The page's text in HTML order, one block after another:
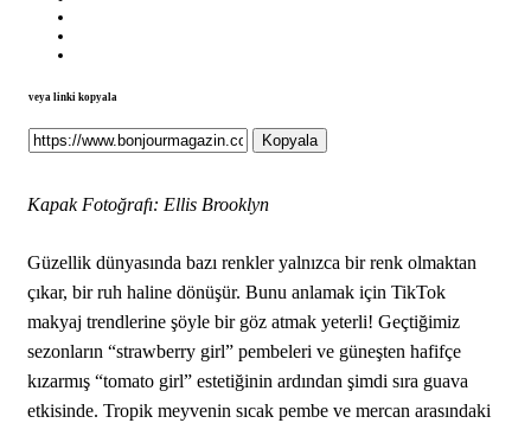
veya linki kopyala
Kopyala
Kapak Fotoğrafı: Ellis Brooklyn
Güzellik dünyasında bazı renkler yalnızca bir renk olmaktan
çıkar, bir ruh haline dönüşür. Bunu anlamak için TikTok
makyaj trendlerine şöyle bir göz atmak yeterli! Geçtiğimiz
sezonların “strawberry girl” pembeleri ve güneşten hafifçe
kızarmış “tomato girl” estetiğinin ardından şimdi sıra guava
etkisinde. Tropik meyvenin sıcak pembe ve mercan arasındaki